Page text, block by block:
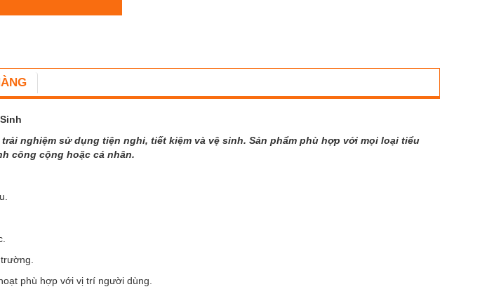
nghiệm sử dụng tiện nghi, tiết kiệm và vệ sinh. Sản phẩm phù hợp với mọi loại tiểu
công cộng hoặc cá nhân.
phù hợp với vị trí người dùng.